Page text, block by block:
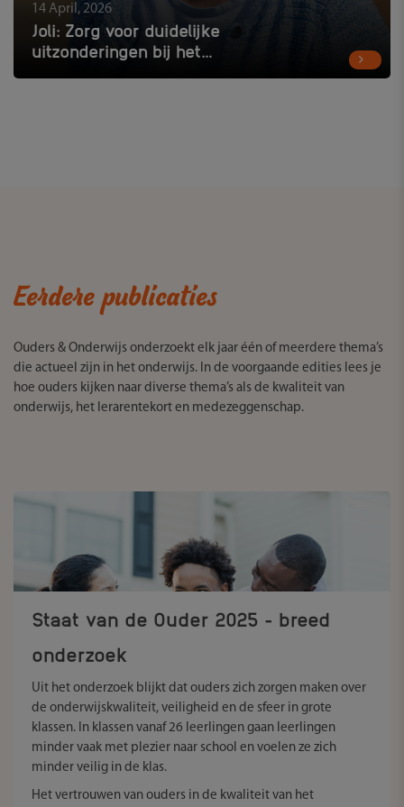
14 April, 2026
Joli: Zorg voor duidelijke
uitzonderingen bij het
Eerdere publicaties
Ouders & Onderwijs onderzoekt elk jaar één of meerdere thema’s
die actueel zijn in het onderwijs. In de voorgaande edities lees je
hoe ouders kijken naar diverse thema’s als de kwaliteit van
onderwijs, het lerarentekort en medezeggenschap.
Staat van de Ouder 2025 - breed
onderzoek
Uit het onderzoek blijkt dat ouders zich zorgen maken over
de onderwijskwaliteit, veiligheid en de sfeer in grote
klassen. In klassen vanaf 26 leerlingen gaan leerlingen
minder vaak met plezier naar school en voelen ze zich
minder veilig in de klas.
Het vertrouwen van ouders in de kwaliteit van het